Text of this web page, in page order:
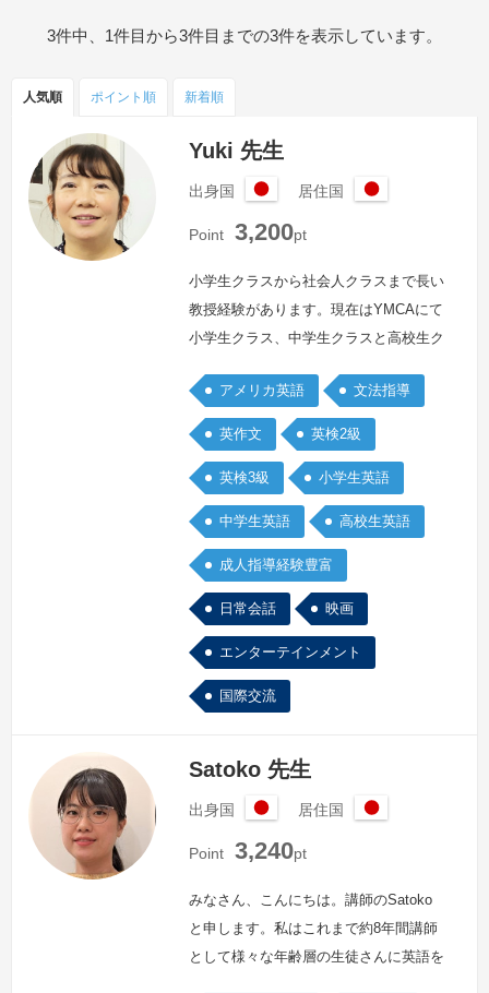
3件中、1件目から3件目までの3件を表示しています。
人気順 ポイント 順 新着順
Yuki 先生
出身国
日
本
居住国
日
Point 3,200pt
小学生クラスから社会人クラスまで長い
教授経験があります。現在はYMCAにて
小学生クラス、中学生クラスと高校生ク
をしっかり聴き取り習った文を使って自
分の事が話せるようになる事を目標とし
ています。飽きないようにゲームなどを
しながら楽しく学習できるようにしてい
ます。中学生、高校生クラスでは、
Listening,reading,grammarと単語を増や
す事に力を入れて…続きを見る »
アメリカ英語 文法指導
英作文 英検2級
英検3級 小学生英語
中学生英語 高校生英語
成人指導経験豊富
日常会話 映画
エンターテインメント
国際交流
Satoko 先生
出身国
日
本
居住国
日
Point 3,240pt
みなさん、こんにちは。講師のSatoko
と申します。私はこれまで約8年間講師
として様々な年齢層の生徒さんに英語を